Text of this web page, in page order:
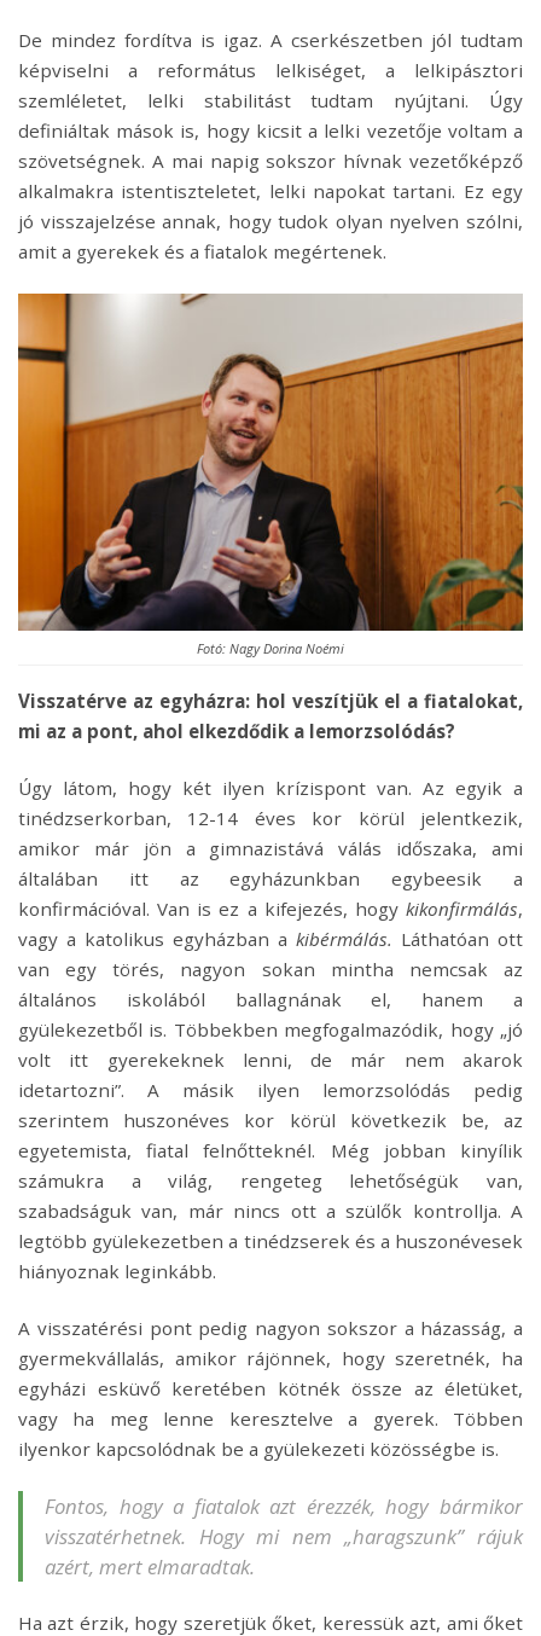
De mindez fordítva is igaz. A cserkészetben jól tudtam
képviselni a református lelkiséget, a lelkipásztori
szemléletet, lelki stabilitást tudtam nyújtani. Úgy
definiáltak mások is, hogy kicsit a lelki vezetője voltam a
szövetségnek. A mai napig sokszor hívnak vezetőképző
alkalmakra istentiszteletet, lelki napokat tartani. Ez egy
jó visszajelzése annak, hogy tudok olyan nyelven szólni,
amit a gyerekek és a fiatalok megértenek.
Fotó: Nagy Dorina Noémi
Visszatérve az egyházra: hol veszítjük el a fiatalokat,
mi az a pont, ahol elkezdődik a lemorzsolódás?
Úgy látom, hogy két ilyen krízispont van. Az egyik a
tinédzserkorban, 12-14 éves kor körül jelentkezik,
amikor már jön a gimnazistává válás időszaka, ami
általában itt az egyházunkban egybeesik a
konfirmációval. Van is ez a kifejezés, hogy kikonfirmálás,
vagy a katolikus egyházban a kibérmálás. Láthatóan ott
van egy törés, nagyon sokan mintha nemcsak az
általános iskolából ballagnának el, hanem a
gyülekezetből is. Többekben megfogalmazódik, hogy „jó
volt itt gyerekeknek lenni, de már nem akarok
idetartozni”. A másik ilyen lemorzsolódás pedig
szerintem huszonéves kor körül következik be, az
egyetemista, fiatal felnőtteknél. Még jobban kinyílik
számukra a világ, rengeteg lehetőségük van,
szabadságuk van, már nincs ott a szülők kontrollja. A
legtöbb gyülekezetben a tinédzserek és a huszonévesek
hiányoznak leginkább.
A visszatérési pont pedig nagyon sokszor a házasság, a
gyermekvállalás, amikor rájönnek, hogy szeretnék, ha
egyházi esküvő keretében kötnék össze az életüket,
vagy ha meg lenne keresztelve a gyerek. Többen
ilyenkor kapcsolódnak be a gyülekezeti közösségbe is.
Fontos, hogy a fiatalok azt érezzék, hogy bármikor
visszatérhetnek. Hogy mi nem „haragszunk” rájuk
azért, mert elmaradtak.
Ha azt érzik, hogy szeretjük őket, keressük azt, ami őket